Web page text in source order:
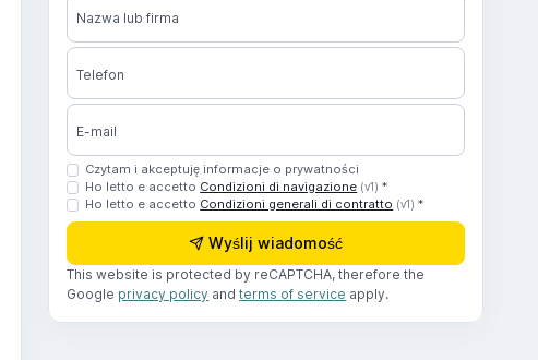
Nazwa lub firma
Telefon
E-mail
Czytam i akceptuję informacje o prywatności
Ho letto e accetto Condizioni di navigazione (v1) *
Ho letto e accetto Condizioni generali di contratto (v1) *
Wyślij wiadomość
This website is protected by reCAPTCHA, therefore the
Google privacy policy andterms of service apply.